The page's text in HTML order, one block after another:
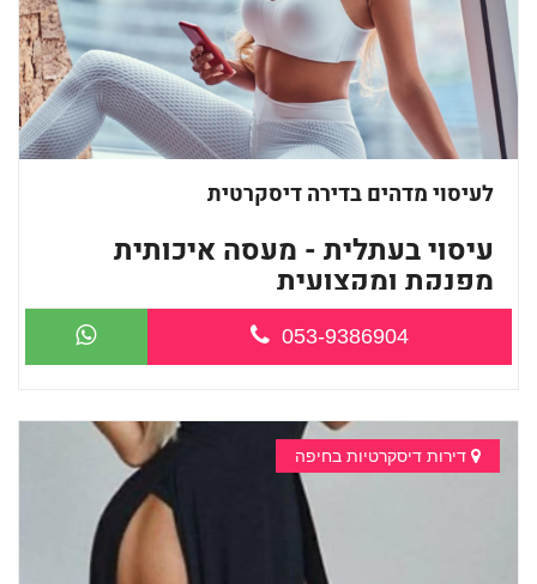
לעיסוי מדהים בדירה דיסקרטית
עיסוי בעתלית - מעסה איכותית
מפנקת ומקצועית
053-9386904
דירות דיסקרטיות בחיפה